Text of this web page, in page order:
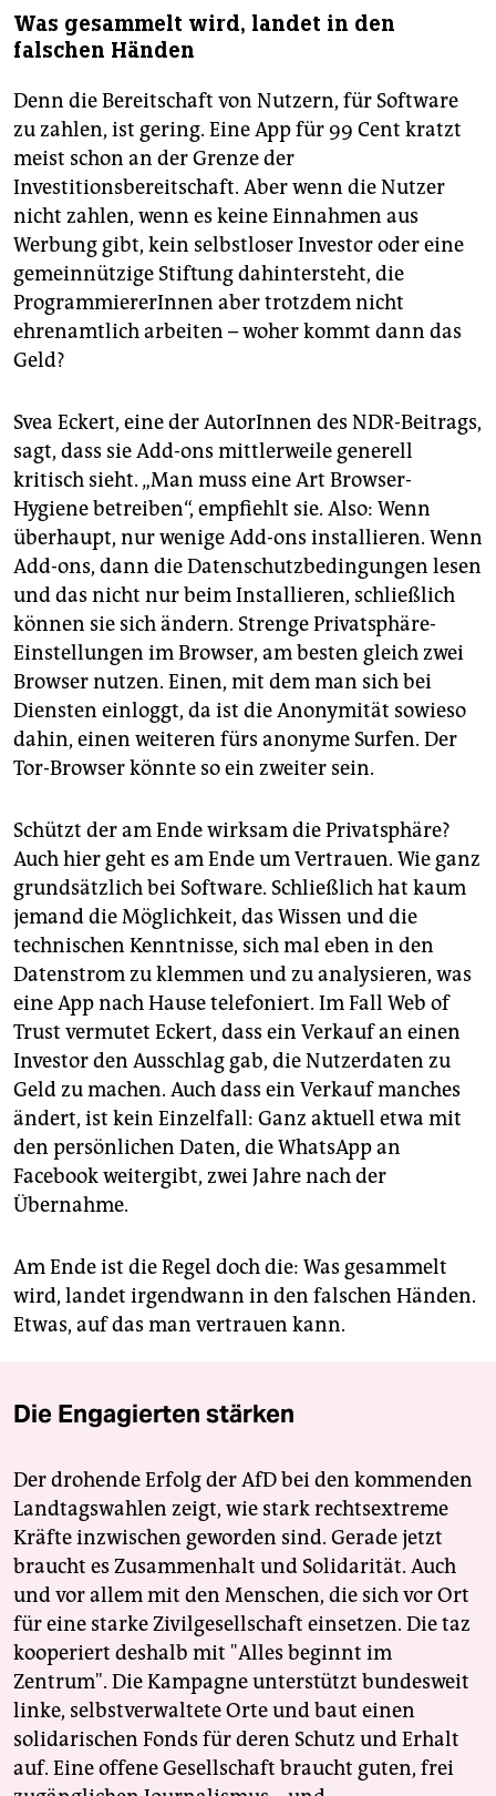
Was gesammelt wird, landet in den
falschen Händen
Denn die Bereitschaft von Nutzern, für Software
zu zahlen, ist gering. Eine App für 99 Cent kratzt
meist schon an der Grenze der
Investitionsbereitschaft. Aber wenn die Nutzer
nicht zahlen, wenn es keine Einnahmen aus
Werbung gibt, kein selbstloser Investor oder eine
gemeinnützige Stiftung dahintersteht, die
ProgrammiererInnen aber trotzdem nicht
ehrenamtlich arbeiten – woher kommt dann das
Geld?
Svea Eckert, eine der AutorInnen des NDR-Beitrags,
sagt, dass sie Add-ons mittlerweile generell
kritisch sieht. „Man muss eine Art Browser-
Hygiene betreiben“, empfiehlt sie. Also: Wenn
überhaupt, nur wenige Add-ons installieren. Wenn
Add-ons, dann die Datenschutzbedingungen lesen
und das nicht nur beim Installieren, schließlich
können sie sich ändern. Strenge Privatsphäre-
Einstellungen im Browser, am besten gleich zwei
Browser nutzen. Einen, mit dem man sich bei
Diensten einloggt, da ist die Anonymität sowieso
dahin, einen weiteren fürs anonyme Surfen. Der
Tor-Browser könnte so ein zweiter sein.
Schützt der am Ende wirksam die Privatsphäre?
Auch hier geht es am Ende um Vertrauen. Wie ganz
grundsätzlich bei Software. Schließlich hat kaum
jemand die Möglichkeit, das Wissen und die
technischen Kenntnisse, sich mal eben in den
Datenstrom zu klemmen und zu analysieren, was
eine App nach Hause telefoniert. Im Fall Web of
Trust vermutet Eckert, dass ein Verkauf an einen
Investor den Ausschlag gab, die Nutzerdaten zu
Geld zu machen. Auch dass ein Verkauf manches
ändert, ist kein Einzelfall: Ganz aktuell etwa mit
den persönlichen Daten, die WhatsApp an
Facebook weitergibt, zwei Jahre nach der
Übernahme.
Am Ende ist die Regel doch die: Was gesammelt
wird, landet irgendwann in den falschen Händen.
Etwas, auf das man vertrauen kann.
Die Engagierten stärken
Der drohende Erfolg der AfD bei den kommenden
Landtagswahlen zeigt, wie stark rechtsextreme
Kräfte inzwischen geworden sind. Gerade jetzt
braucht es Zusammenhalt und Solidarität. Auch
und vor allem mit den Menschen, die sich vor Ort
für eine starke Zivilgesellschaft einsetzen. Die taz
kooperiert deshalb mit "Alles beginnt im
Zentrum". Die Kampagne unterstützt bundesweit
linke, selbstverwaltete Orte und baut einen
solidarischen Fonds für deren Schutz und Erhalt
auf. Eine offene Gesellschaft braucht guten, frei